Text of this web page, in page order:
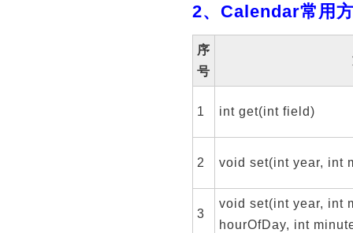
2、Calendar常用
序
号
1 int get(int field)
2 void set(int year, int
3
void set(int year, int
hourOfDay, int